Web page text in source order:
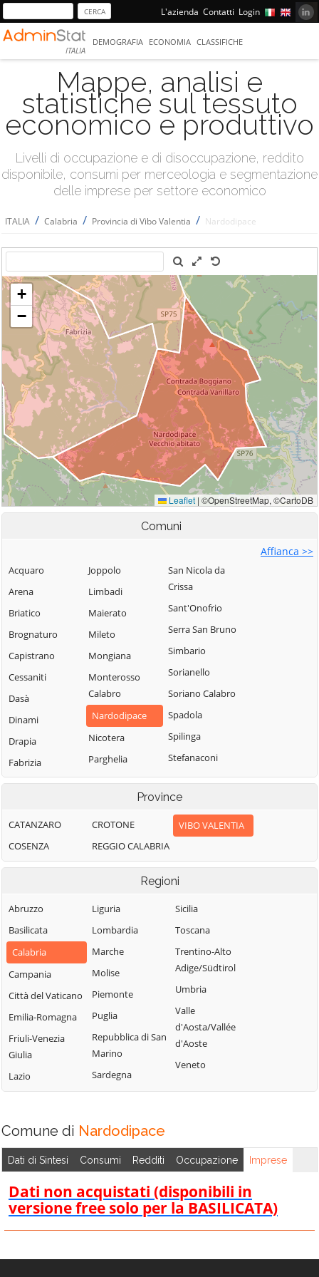
L'azienda Contatti Login
ITALIA
DEMOGRAFIA ECONOMIA CLASSIFICHE
Mappe, analisi e
statistiche sul tessuto
economico e produttivo
Livelli di occupazione e di disoccupazione, reddito
disponibile, consumi per merceologia e segmentazione
delle imprese per settore economico
ITALIA / Calabria / Provincia di Vibo Valentia / Nardodipace
Comuni
Affianca >>
Acquaro
Arena
Briatico
Brognaturo
Capistrano
Cessaniti
Dasà
Dinami
Drapia
Fabrizia
Filadelfia
Filogaso
Francavilla
Angitola
Gerocarne
Ionadi
Joppolo
Limbadi
Maierato
Mileto
Mongiana
Monterosso
Calabro
Nardodipace
Nicotera
Parghelia
Pizzo
Polia
Ricadi
Rombiolo
San Calogero
San Costantino
Calabro
San Gregorio
San Nicola da
Crissa
Sant'Onofrio
Serra San Bruno
Simbario
Sorianello
Soriano Calabro
Spadola
Spilinga
Stefanaconi
Tropea
Vallelonga
Vazzano
Vibo Valentia
Zaccanopoli
Zambrone
Zungri
Province
CATANZARO
COSENZA
CROTONE
REGGIO CALABRIA
VIBO VALENTIA
Regioni
Abruzzo
Basilicata
Calabria
Campania
Città del Vaticano
Emilia-Romagna
Friuli-Venezia
Giulia
Lazio
Liguria
Lombardia
Marche
Molise
Piemonte
Puglia
Repubblica di San
Marino
Sardegna
Sicilia
Toscana
Trentino-Alto
Adige/Südtirol
Umbria
Valle
d'Aosta/Vallée
d'Aoste
Veneto
Comune di Nardodipace
Dati di Sintesi Consumi Redditi Occupazione Imprese
Dati non acquistati (disponibili in
versione free solo per la BASILICATA)